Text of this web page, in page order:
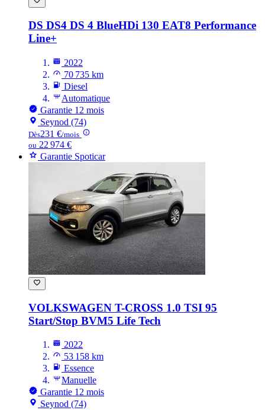
DS DS4 DS 4 BlueHDi 130 EAT8 Performance
Line+
2022
70 735 km
Diesel
Automatique
Garantie 12 mois
Seynod (74)
Dès231 €/mois
ou 22 974 €
Garantie Spoticar
VOLKSWAGEN T-CROSS 1.0 TSI 95
Start/Stop BVM5 Life Tech
2022
53 158 km
Essence
Manuelle
Garantie 12 mois
Seynod (74)